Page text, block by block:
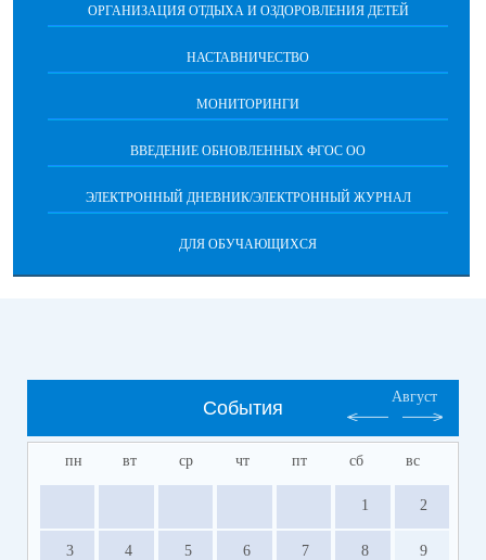
ОРГАНИЗАЦИЯ ОТДЫХА И ОЗДОРОВЛЕНИЯ ДЕТЕЙ
НАСТАВНИЧЕСТВО
МОНИТОРИНГИ
ВВЕДЕНИЕ ОБНОВЛЕННЫХ ФГОС ОО
ЭЛЕКТРОННЫЙ ДНЕВНИК/ЭЛЕКТРОННЫЙ ЖУРНАЛ
ДЛЯ ОБУЧАЮЩИХСЯ
События
Август
пн вт ср чт пт сб вс
1 2
3 4 5 6 7 8 9